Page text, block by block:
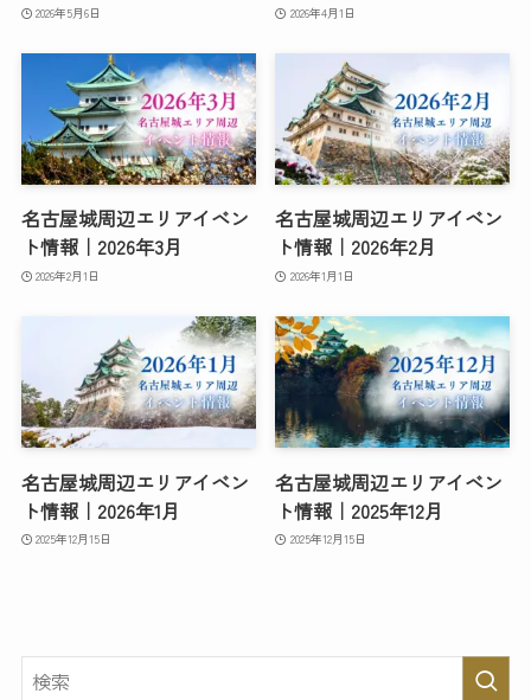
2026年5月6日 2026年4月1日
名古屋城周辺エリアイベン
ト情報｜2026年3月
2026年2月1日
名古屋城周辺エリアイベン
ト情報｜2026年2月
2026年1月1日
名古屋城周辺エリアイベン
ト情報｜2026年1月
2025年12月15日
名古屋城周辺エリアイベン
ト情報｜2025年12月
2025年12月15日